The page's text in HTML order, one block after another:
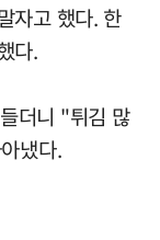
자고 했다. 한
다.
더니 "튀김 많
냈다.